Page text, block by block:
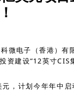
微电子（香港）有
资建设“12英寸CIS
，计划今年年中